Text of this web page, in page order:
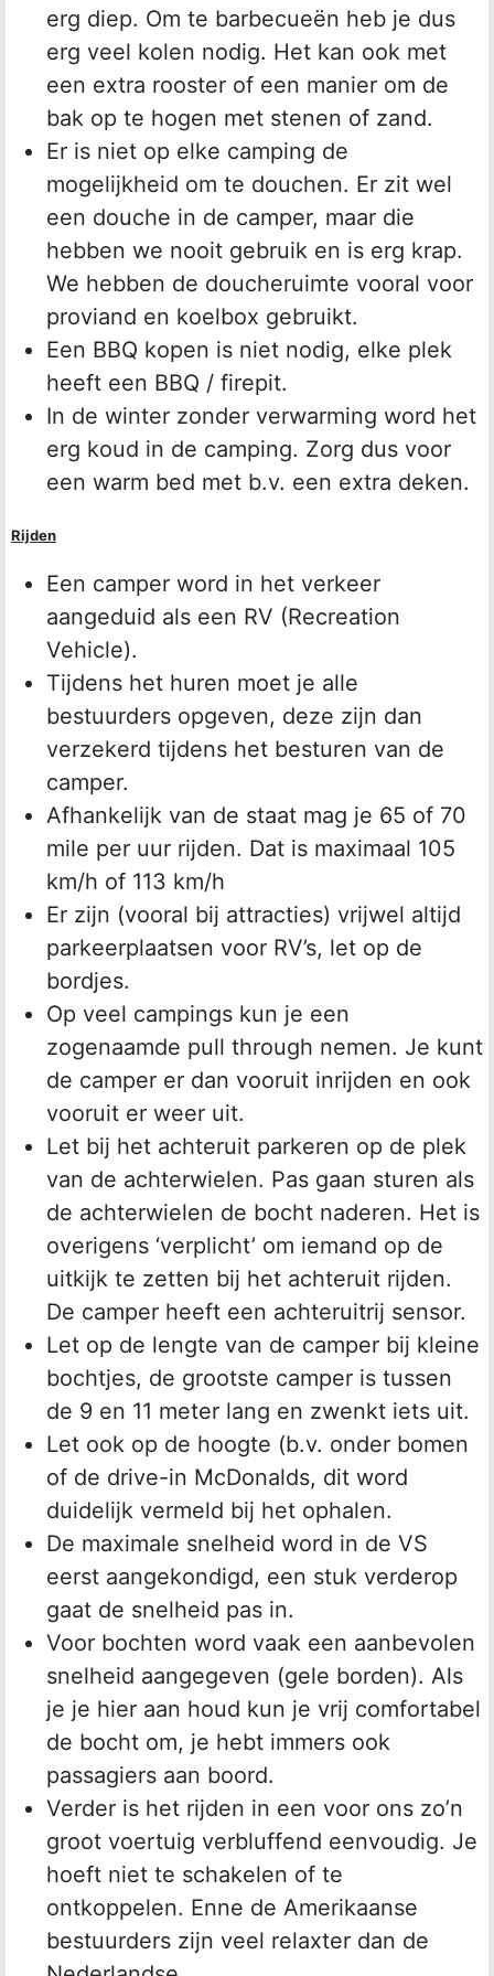
erg diep. Om te barbecueën heb je dus
erg veel kolen nodig. Het kan ook met
een extra rooster of een manier om de
bak op te hogen met stenen of zand.
Er is niet op elke camping de
mogelijkheid om te douchen. Er zit wel
een douche in de camper, maar die
hebben we nooit gebruik en is erg krap.
We hebben de doucheruimte vooral voor
proviand en koelbox gebruikt.
Een BBQ kopen is niet nodig, elke plek
heeft een BBQ / firepit.
In de winter zonder verwarming word het
erg koud in de camping. Zorg dus voor
een warm bed met b.v. een extra deken.
Rijden
Een camper word in het verkeer
aangeduid als een RV (Recreation
Vehicle).
Tijdens het huren moet je alle
bestuurders opgeven, deze zijn dan
verzekerd tijdens het besturen van de
camper.
Afhankelijk van de staat mag je 65 of 70
mile per uur rijden. Dat is maximaal 105
km/h of 113 km/h
Er zijn (vooral bij attracties) vrijwel altijd
parkeerplaatsen voor RV’s, let op de
bordjes.
Op veel campings kun je een
zogenaamde pull through nemen. Je kunt
de camper er dan vooruit inrijden en ook
vooruit er weer uit.
Let bij het achteruit parkeren op de plek
van de achterwielen. Pas gaan sturen als
de achterwielen de bocht naderen. Het is
overigens ‘verplicht’ om iemand op de
uitkijk te zetten bij het achteruit rijden.
De camper heeft een achteruitrij sensor.
Let op de lengte van de camper bij kleine
bochtjes, de grootste camper is tussen
de 9 en 11 meter lang en zwenkt iets uit.
Let ook op de hoogte (b.v. onder bomen
of de drive-in McDonalds, dit word
duidelijk vermeld bij het ophalen.
De maximale snelheid word in de VS
eerst aangekondigd, een stuk verderop
gaat de snelheid pas in.
Voor bochten word vaak een aanbevolen
snelheid aangegeven (gele borden). Als
je je hier aan houd kun je vrij comfortabel
de bocht om, je hebt immers ook
passagiers aan boord.
Verder is het rijden in een voor ons zo’n
groot voertuig verbluffend eenvoudig. Je
hoeft niet te schakelen of te
ontkoppelen. Enne de Amerikaanse
bestuurders zijn veel relaxter dan de